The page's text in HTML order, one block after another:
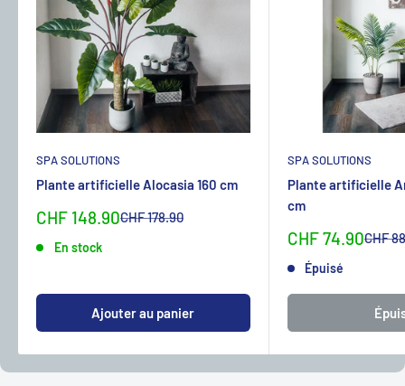
SPA SOLUTIONS
Plante artificielle Alocasia 160 cm
Sonderpreis
CHF 148.90Normalpreis
CHF 178.90
En stock
Ajouter au panier
SPA SOLUTIONS
Plante artificielle
cm
Sonderpreis
CHF 74.90CHF
Épuisé